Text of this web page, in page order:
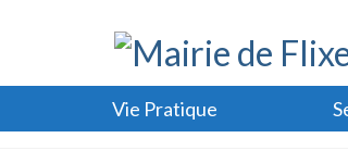
Vie Pratique